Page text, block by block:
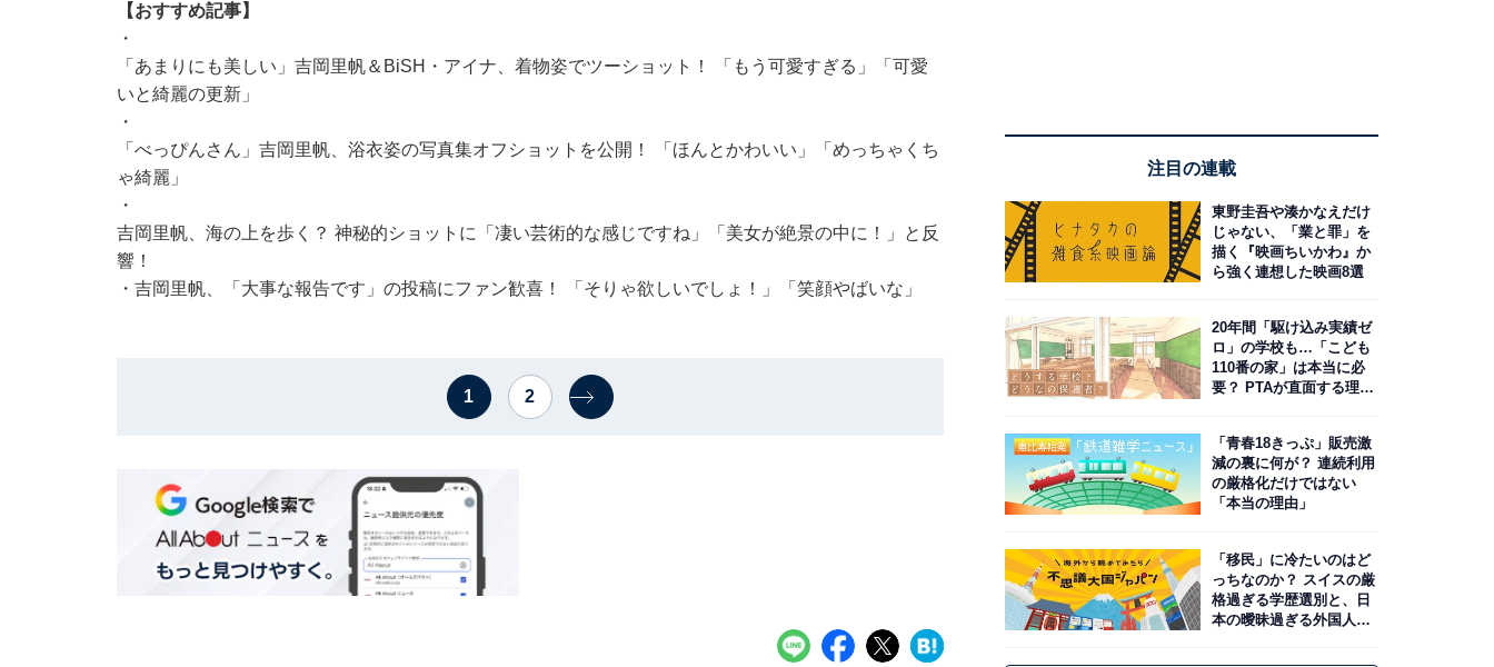
【おすすめ記事】
・
「あまりにも美しい」吉岡里帆＆BiSH・アイナ、着物姿でツーショット！ 「もう可愛すぎる」「可愛
いと綺麗の更新」
・
「べっぴんさん」吉岡里帆、浴衣姿の写真集オフショットを公開！ 「ほんとかわいい」「めっちゃくち
ゃ綺麗」
・
吉岡里帆、海の上を歩く？ 神秘的ショットに「凄い芸術的な感じですね」「美女が絶景の中に！」と反
響！
・ 吉岡里帆、「大事な報告です」の投稿にファン歓喜！ 「そりゃ欲しいでしょ！」「笑顔やばいな」
1 2
注目の連載
東野圭吾や湊かなえだけ
じゃない、「業と罪」を
描く『映画ちいかわ』か
ら強く連想した映画8選
20年間「駆け込み実績ゼ
ロ」の学校も…「こども
110番の家」は本当に必
要？ PTAが直面する理想
「青春18きっぷ」販売激
減の裏に何が？ 連続利用
の厳格化だけではない
「本当の理由」
「移民」に冷たいのはど
っちなのか？ スイスの厳
格過ぎる学歴選別と、日
本の曖昧過ぎる外国人政